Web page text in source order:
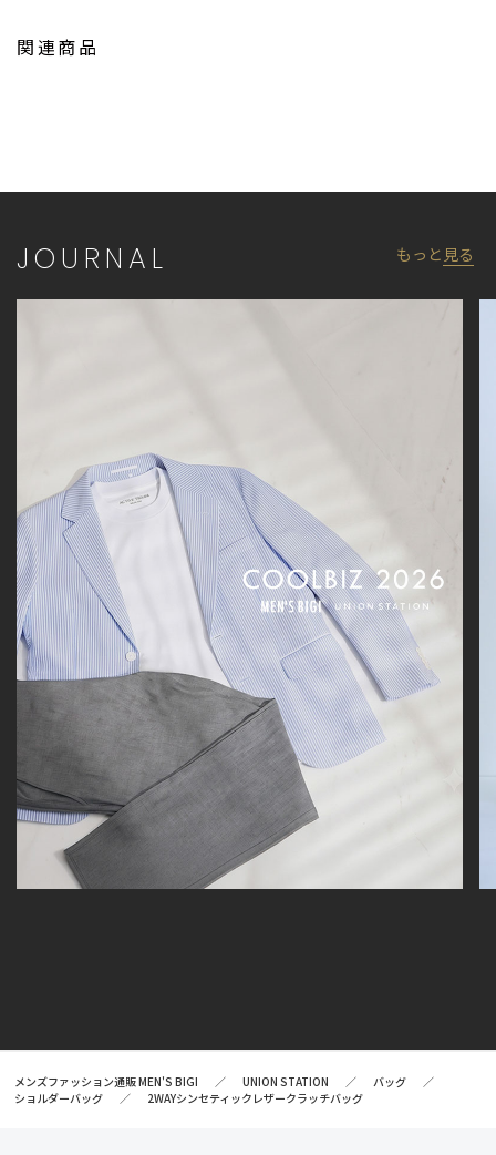
ズビギ】
▼Instagram：@unionstation_official
関連商品
JOURNAL もっと 見る
メンズファッション通販 MEN'S BIGI UNION STATION
バッグ
ショルダーバッグ
2WAYシンセティックレザークラッチバッグ